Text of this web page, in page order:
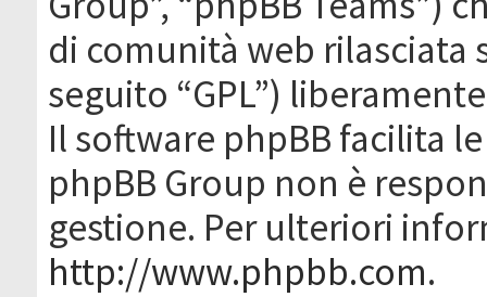
di comunità web rilasciata
seguito “GPL”)
Il software phpBB facilita
phpBB Group non è
gestione. Per ulteriori
http://www.phpbb.com.